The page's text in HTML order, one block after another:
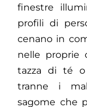
finestre
profili di
cenano in
nelle proprie
tazza di té o
tranne i
sagome che